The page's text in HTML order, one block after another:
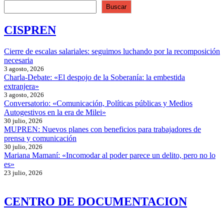
Buscar
CISPREN
Cierre de escalas salariales: seguimos luchando por la recomposición
necesaria
3 agosto, 2026
Charla-Debate: «El despojo de la Soberanía: la embestida
extranjera»
3 agosto, 2026
Conversatorio: «Comunicación, Políticas públicas y Medios
Autogestivos en la era de Milei»
30 julio, 2026
MUPREN: Nuevos planes con beneficios para trabajadores de
prensa y comunicación
30 julio, 2026
Mariana Mamaní: «Incomodar al poder parece un delito, pero no lo
es»
23 julio, 2026
CENTRO DE DOCUMENTACION